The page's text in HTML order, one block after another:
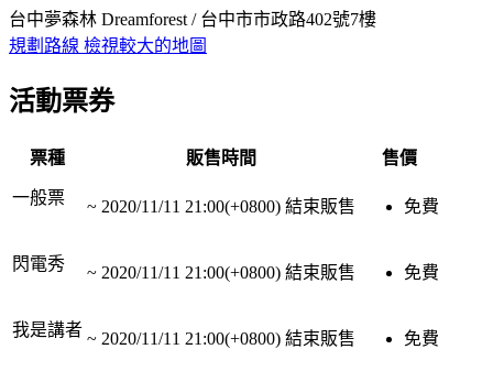
台中夢森林 Dreamforest / 台中市市政路402號7樓
規劃路線 檢視較大的地圖
活動票券
票種 販售時間 售價
一般票 ~ 2020/11/11 21:00(+0800) 結束販售 免費
閃電秀 ~ 2020/11/11 21:00(+0800) 結束販售 免費
我是講者 ~ 2020/11/11 21:00(+0800) 結束販售 免費